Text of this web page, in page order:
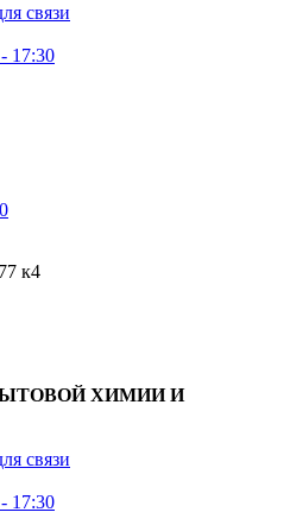
связи
17:30
0
к4
ХИМИИ И
связи
17:30